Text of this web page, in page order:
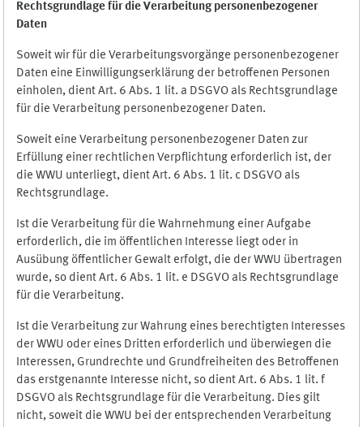
Rechtsgrundlage für die Verarbeitung personenbezogener
Daten
Soweit wir für die Verarbeitungsvorgänge personenbezogener
Daten eine Einwilligungserklärung der betroffenen Personen
einholen, dient Art. 6 Abs. 1 lit. a DSGVO als Rechtsgrundlage
für die Verarbeitung personenbezogener Daten.
Soweit eine Verarbeitung personenbezogener Daten zur
Erfüllung einer rechtlichen Verpflichtung erforderlich ist, der
die WWU unterliegt, dient Art. 6 Abs. 1 lit. c DSGVO als
Rechtsgrundlage.
Ist die Verarbeitung für die Wahrnehmung einer Aufgabe
erforderlich, die im öffentlichen Interesse liegt oder in
Ausübung öffentlicher Gewalt erfolgt, die der WWU übertragen
wurde, so dient Art. 6 Abs. 1 lit. e DSGVO als Rechtsgrundlage
für die Verarbeitung.
Ist die Verarbeitung zur Wahrung eines berechtigten Interesses
der WWU oder eines Dritten erforderlich und überwiegen die
Interessen, Grundrechte und Grundfreiheiten des Betroffenen
das erstgenannte Interesse nicht, so dient Art. 6 Abs. 1 lit. f
DSGVO als Rechtsgrundlage für die Verarbeitung. Dies gilt
nicht, soweit die WWU bei der entsprechenden Verarbeitung